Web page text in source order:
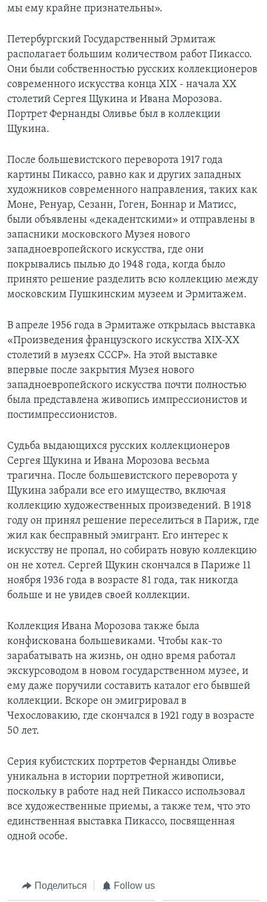
мы ему крайне признательны».
Петербургский Государственный Эрмитаж
располагает большим количеством работ Пикассо.
Они были собственностью русских коллекционеров
современного искусства конца XIX - начала XX
столетий Сергея Щукина и Ивана Морозова.
Портрет Фернанды Оливье был в коллекции
Щукина.
После большевистского переворота 1917 года
картины Пикассо, равно как и других западных
художников современного направления, таких как
Моне, Ренуар, Сезанн, Гоген, Боннар и Матисс,
были объявлены «декадентскими» и отправлены в
запасники московского Музея нового
западноевропейского искусства, где они
покрывались пылью до 1948 года, когда было
принято решение разделить всю коллекцию между
московским Пушкинским музеем и Эрмитажем.
В апреле 1956 года в Эрмитаже открылась выставка
«Произведения французского искусства XIX-XX
столетий в музеях СССР». На этой выставке
впервые после закрытия Музея нового
западноевропейского искусства почти полностью
была представлена живопись импрессионистов и
постимпрессионистов.
Судьба выдающихся русских коллекционеров
Сергея Щукина и Ивана Морозова весьма
трагична. После большевистского переворота у
Щукина забрали все его имущество, включая
коллекцию художественных произведений. В 1918
году он принял решение переселиться в Париж, где
жил как бесправный эмигрант. Его интерес к
искусству не пропал, но собирать новую коллекцию
он не хотел. Сергей Щукин скончался в Париже 11
ноября 1936 года в возрасте 81 года, так никогда
больше и не увидев своей коллекции.
Коллекция Ивана Морозова также была
конфискована большевиками. Чтобы как-то
зарабатывать на жизнь, он одно время работал
экскурсоводом в новом государственном музее, и
ему даже поручили составить каталог его бывшей
коллекции. Вскоре он эмигрировал в
Чехословакию, где скончался в 1921 году в возрасте
50 лет.
Серия кубистских портретов Фернанды Оливье
уникальна в истории портретной живописи,
поскольку в работе над ней Пикассо использовал
все художественные приемы, а также тем, что это
единственная выставка Пикассо, посвященная
одной особе.
Поделиться Follow us